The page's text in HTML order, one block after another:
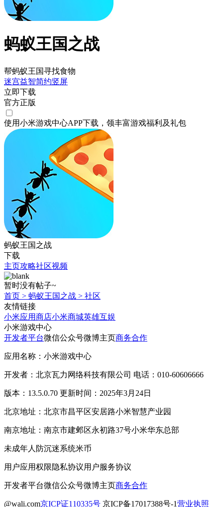
蚂蚁王国之战
帮蚂蚁王国寻找食物
迷宫益智简约竖屏
立即下载
官方正版
使用小米游戏中心APP下载 ，领丰富游戏福利 及礼包
蚂蚁王国之战
下载
主页攻略社区视频
暂时没有帖子~
首页 > 蚂蚁王国之战 > 社区
友情链接
小米应用商店小米商城英雄互娱
小米游戏中心
开发者平台微信公众号微博主页商务合作
应用名称：小米游戏中心
开发者：北京瓦力网络科技有限公司 电话：010-60606666
版本：13.5.0.70 更新时间：2025年3月24日
北京地址：北京市昌平区安居路小米智慧产业园
南京地址：南京市建邺区永初路37号小米华东总部
未成年人防沉迷系统米币
用户应用权限隐私协议用户服务协议
开发者平台微信公众号微博主页商务合作
@wali.com京ICP证110335号 京ICP备17017388号-1营业执照